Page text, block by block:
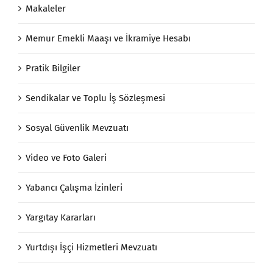
Makaleler
Memur Emekli Maaşı ve İkramiye Hesabı
Pratik Bilgiler
Sendikalar ve Toplu İş Sözleşmesi
Sosyal Güvenlik Mevzuatı
Video ve Foto Galeri
Yabancı Çalışma İzinleri
Yargıtay Kararları
Yurtdışı İşçi Hizmetleri Mevzuatı